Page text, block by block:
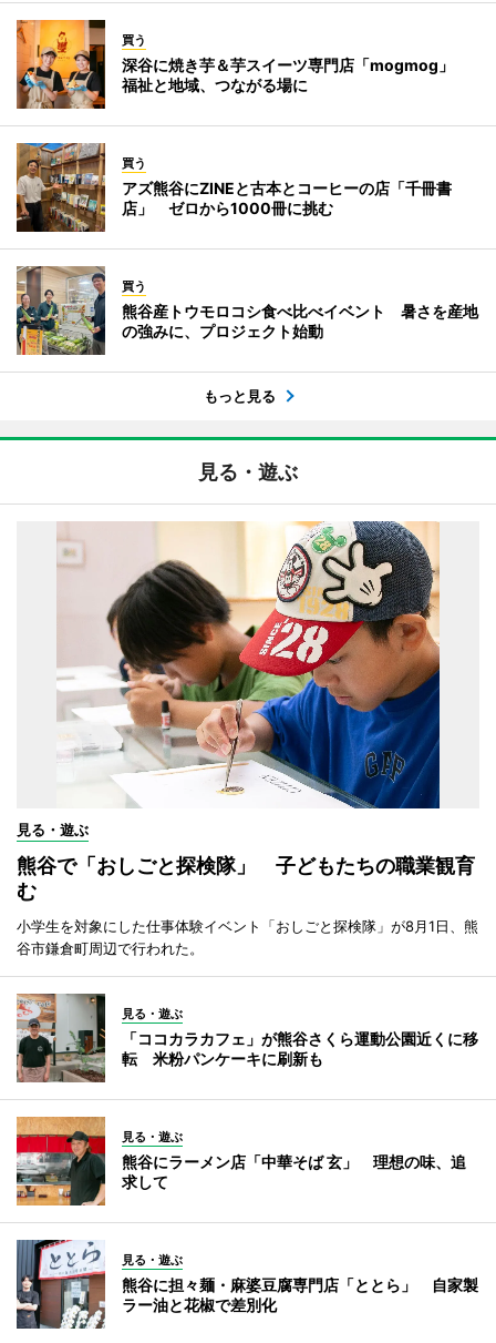
買う
深谷に焼き芋＆芋スイーツ専門店「mogmog」
福祉と地域、つながる場に
買う
アズ熊谷にZINEと古本とコーヒーの店「千冊書
店」 ゼロから1000冊に挑む
買う
熊谷産トウモロコシ食べ比べイベント 暑さを産地
の強みに、プロジェクト始動
もっと見る
見る・遊ぶ
見る・遊ぶ
熊谷で「おしごと探検隊」 子どもたちの職業観育
む
小学生を対象にした仕事体験イベント「おしごと探検隊」が8月1日、熊
谷市鎌倉町周辺で行われた。
見る・遊ぶ
「ココカラカフェ」が熊谷さくら運動公園近くに移
転 米粉パンケーキに刷新も
見る・遊ぶ
熊谷にラーメン店「中華そば 玄」 理想の味、追
求して
見る・遊ぶ
熊谷に担々麺・麻婆豆腐専門店「ととら」 自家製
ラー油と花椒で差別化